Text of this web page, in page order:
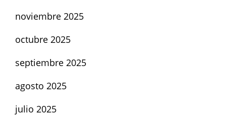
noviembre 2025
octubre 2025
septiembre 2025
agosto 2025
julio 2025